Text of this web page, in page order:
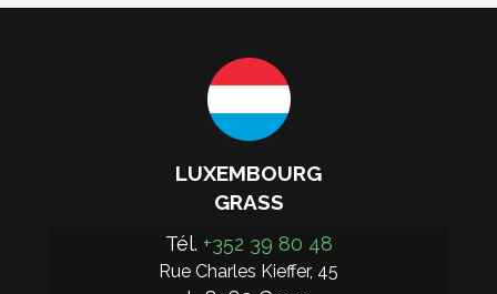
LUXEMBOURG
GRASS
Tél. +352 39 80 48
Rue Charles Kieffer, 45